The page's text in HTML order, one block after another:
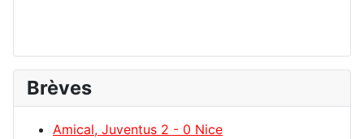
Brèves
Amical, Juventus 2 - 0 Nice